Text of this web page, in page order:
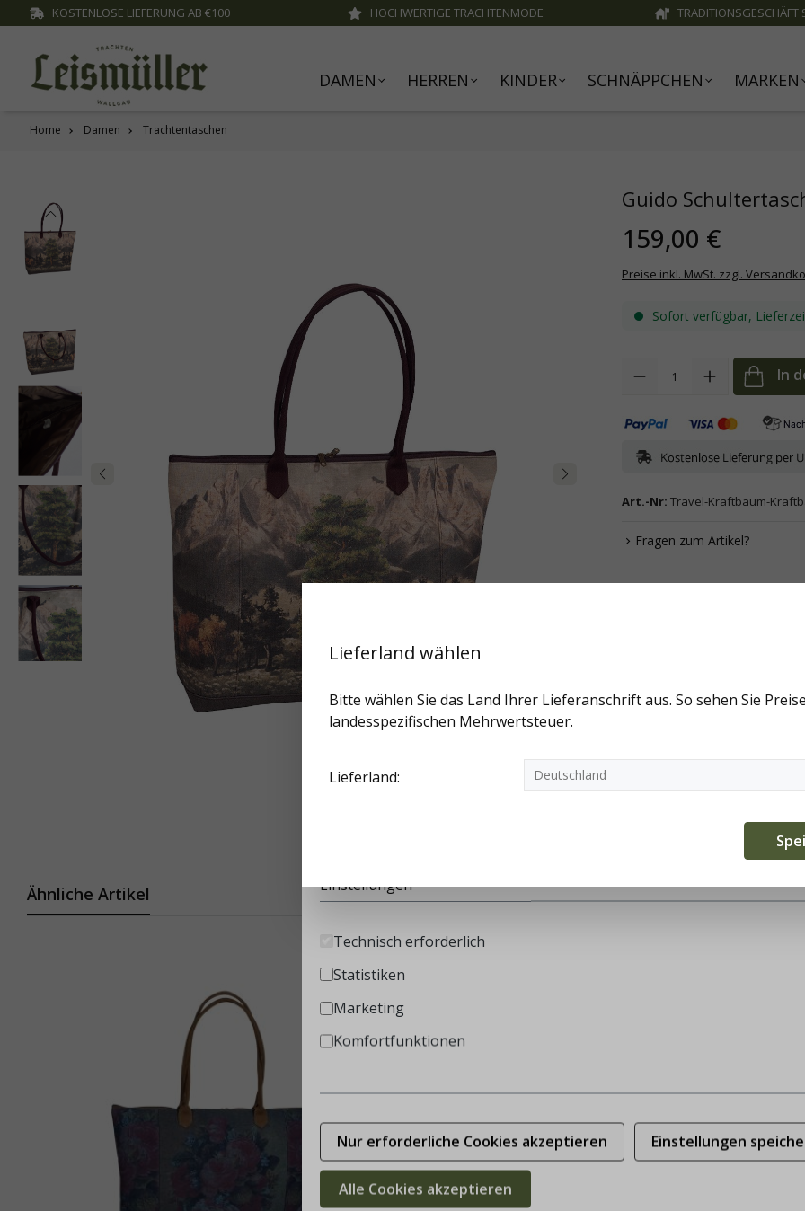
springen
KOSTENLOSE LIEFERUNG AB €100 HOCHWERTIGE TRACHTENMODE TRADITIONSGESCHÄFT
DAMEN HERREN KINDER SCHNÄPPCHEN MARKEN
Home Damen Trachtentaschen
Guido
159,00 €
Preise inkl. MwSt. zzgl.
Sofort verfügbar,
In
Art.-Nr: Travel-Kraftbaum-
Fragen zum Artikel?
Ähnliche Artikel
Diese Website verwendet Cookies, um die besten Funktionalitäten zu
Einstellungen
Technisch erforderlich
Statistiken
Marketing
Komfortfunktionen
Nur erforderliche Cookies akzeptieren Einstellungen
Alle Cookies akzeptieren
Lieferland wählen
Bitte wählen Sie das Land Ihrer Lieferanschrift aus. So sehen Sie
landesspezifischen Mehrwertsteuer.
Lieferland: